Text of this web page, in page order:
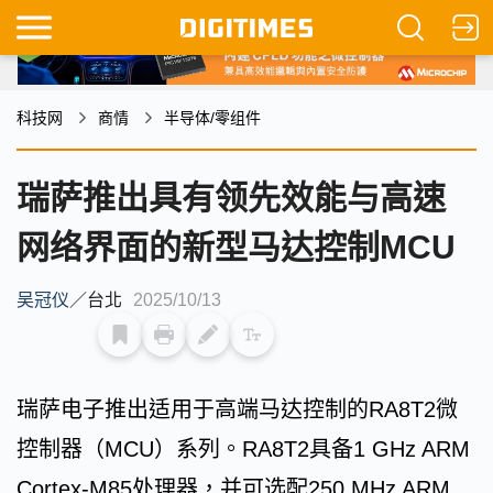
科技网 商情 半导体/零组件
瑞萨推出具有领先效能与高速
网络界面的新型马达控制MCU
吴冠仪／台北 2025/10/13
瑞萨电子推出适用于高端马达控制的RA8T2微
控制器（MCU）系列。RA8T2具备1 GHz ARM